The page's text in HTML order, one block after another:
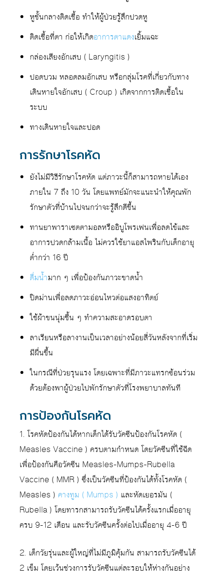
หูชั้นกลางติดเชื้อ ทำให้ผู้ป่วยรู้สึกปวดหู
ติดเชื้อที่ตา ก่อให้เกิดอาการตาแดงเยิ้มแฉะ
กล่องเสียงอักเสบ ( Laryngitis )
ปอดบวม หลอดลมอักเสบ หรือกลุ่มโรคที่เกี่ยวกับทาง
เดินหายใจอักเสบ ( Croup ) เกิดจากการติดเชื้อใน
ระบบ
ทางเดินหายใจและปอด
การรักษาโรคหัด
ยังไม่มีวิธีรักษาโรคหัด แต่ภาวะนี้ก็สามารถหายได้เอง
ภายใน 7 ถึง 10 วัน โดยแพทย์มักจะแนะนำให้คุณพัก
รักษาตัวที่บ้านไปจนกว่าจะรู้สึกดีขึ้น
ทานยาพาราเซตตามอลหรืออิบูโพรเฟนเพื่อลดไข้และ
อาการปวดกล้ามเนื้อ ไม่ควรใช้ยาแอสไพรินกับเด็กอายุ
ต่ำกว่า 16 ปี
ดื่มน้ำมาก ๆ เพื่อป้องกันภาวะขาดน้ำ
ปิดม่านเพื่อลดภาวะอ่อนไหวต่อแสงอาทิตย์
ใช้ผ้าขนนุ่มชื้น ๆ ทำความสะอาดรอบตา
ลาเรียนหรือลางานเป็นเวลาอย่างน้อยสี่วันหลังจากที่เริ่ม
มีผื่นขึ้น
ในกรณีที่ป่วยรุนแรง โดยเฉพาะที่มีภาวะแทรกซ้อนร่วม
ด้วยต้องพาผู้ป่วยไปพักรักษาตัวที่โรงพยาบาลทันที
การป้องกันโรคหัด
1. โรคหัดป้องกันได้หากเด็กได้รับวัคซีนป้องกันโรคหัด (
Measles Vaccine ) ครบตามกำหนด โดยวัคซีนที่ใช้ฉีด
เพื่อป้องกันคือวัคซีน Measles-Mumps-Rubella
Vaccine ( MMR ) ซึ่งเป็นวัคซีนที่ป้องกันได้ทั้งโรคหัด (
Measles ) คางทูม ( Mumps ) และหัดเยอรมัน (
Rubella ) โดยทารกสามารถรับวัคซีนได้ครั้งแรกเมื่ออายุ
ครบ 9-12 เดือน และรับวัคซีนครั้งต่อไปเมื่ออายุ 4-6 ปี
2. เด็กวัยรุ่นและผู้ใหญ่ที่ไม่มีภูมิคุ้มกัน สามารถรับวัคซีนได้
2 เข็ม โดยเว้นช่วงการรับวัคซีนแต่ละรอบให้ห่างกันอย่าง